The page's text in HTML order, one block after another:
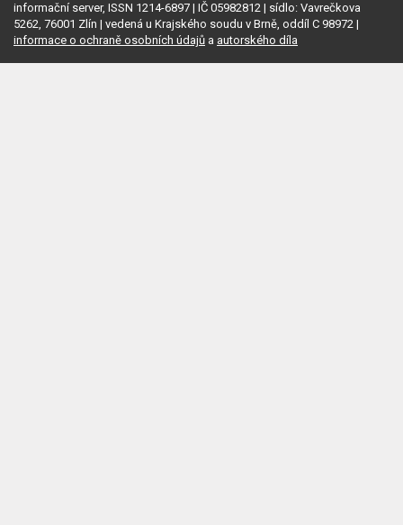
informační server, ISSN 1214-6897 | IČ 05982812 | sídlo: Vavrečkova
5262, 76001 Zlín | vedená u Krajského soudu v Brně, oddíl C 98972 |
informace o ochraně osobních údajů a autorského díla